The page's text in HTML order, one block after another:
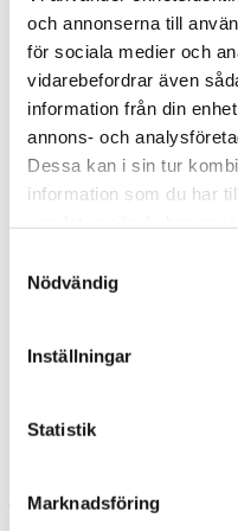
och annonserna till
för sociala medier och
vidarebefordrar även
information från din
annons- och
Dessa kan i sin tur
information som du har
Nödvändig
Inställningar
Statistik
Marknadsföring
KPI-beräkningar
Riskkapital
Process-experter
Mallar
Budgetmodell
CRM-system
Enkät för utskick
Projektplanering
Excelkurs
Excel Avancerad
Likviditetsberäkning